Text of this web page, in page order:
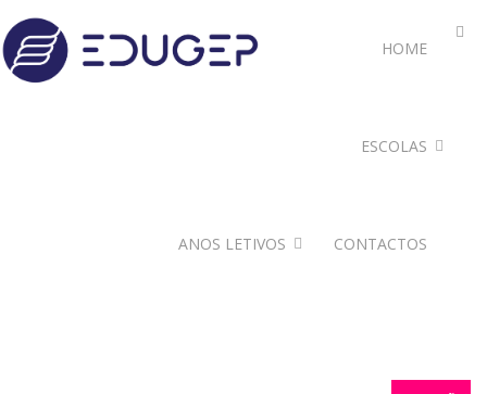
HOME
ESCOLAS
ANOS LETIVOS CONTACTOS